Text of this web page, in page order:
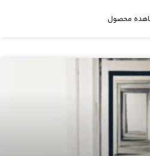
محصول